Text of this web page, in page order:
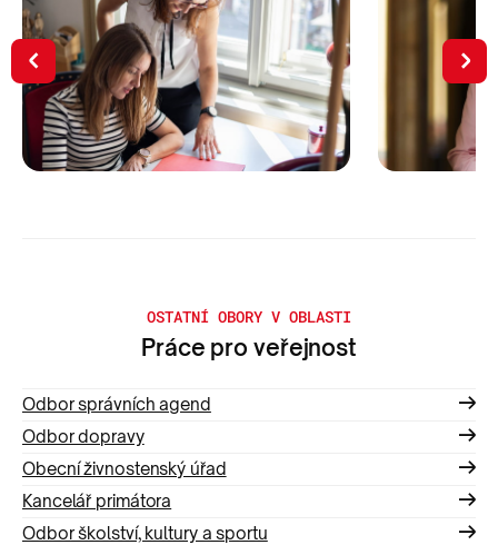
OSTATNÍ OBORY V OBLASTI
Práce pro veřejnost
Odbor správních agend
Odbor dopravy
Obecní živnostenský úřad
Kancelář primátora
Odbor školství, kultury a sportu